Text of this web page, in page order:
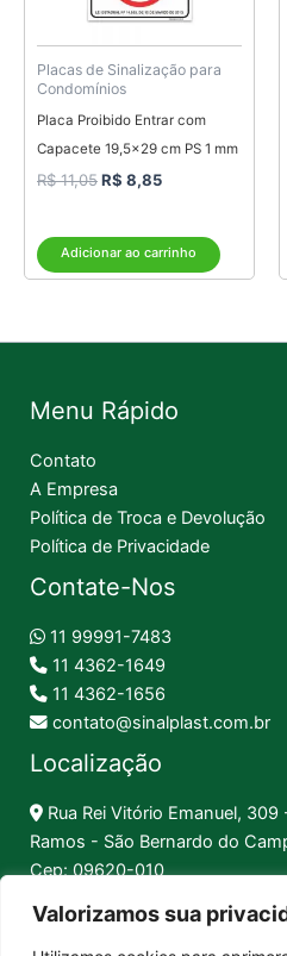
Valorizamos sua
Placas de Sinalização para
Condomínios
Placa Proibido Entrar com
Capacete 19,5×29 cm PS 1 mm
R$11,05R$ 8,85
Adicionar ao carrinho
Menu Rápido
Contato
A Empresa
Política de Troca e Devolução
Política de Privacidade
Contate-Nos
11 99991-7483
11 4362-1649
11 4362-1656
contato@sinalplast.com.br
Localização
Rua Rei Vitório Emanuel,
Ramos - São Bernardo do
Cep: 09620-010